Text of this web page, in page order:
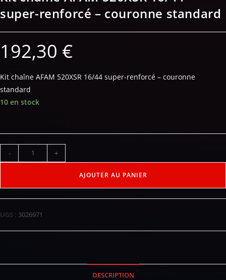
super-renforcé – couronne standard
192,30 €
Kit chaîne AFAM 520XSR 16/44 super-renforcé – couronne
standard
10 en stock
- +
AJOUTER AU PANIER
UGS : 3026971
DESCRIPTION